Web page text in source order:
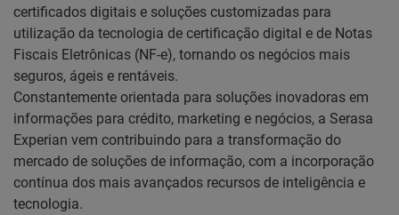
certificados digitais e soluções customizadas para
utilização da tecnologia de certificação digital e de Notas
Fiscais Eletrônicas (NF-e), tornando os negócios mais
seguros, ágeis e rentáveis.
Constantemente orientada para soluções inovadoras em
informações para crédito, marketing e negócios, a Serasa
Experian vem contribuindo para a transformação do
mercado de soluções de informação, com a incorporação
contínua dos mais avançados recursos de inteligência e
tecnologia.